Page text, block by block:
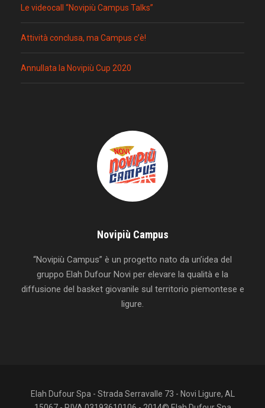
Le videocall “Novipiù Campus Talks”
Attività conclusa, ma Campus c’è!
Annullata la Novipiù Cup 2020
Novipiù Campus
“Novipiù Campus” è un progetto nato da un’idea del
gruppo Elah Dufour Novi per elevare la qualità e la
diffusione del basket giovanile sul territorio piemontese e
ligure.
Elah Dufour Spa - Strada Serravalle 73 - Novi Ligure, AL